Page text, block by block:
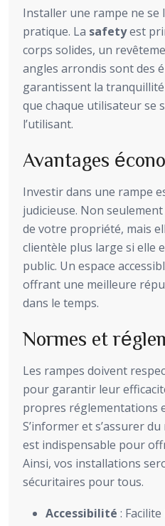
Installer une rampe ne se
pratique. La safetyest
corps solides, un
angles arrondis sont des
garantissent la tranquillité
que chaque utilisateur se
l’utilisant.
Avantages
Investir dans une rampe
judicieuse. Non
de votre propriété, mais
clientèle plus large si elle
public. Un espace
offrant une meilleure
dans le temps.
Normes et
Les rampes doivent
pour garantir leur
propres réglementations
S’informer et s’assurer
est indispensable pour
Ainsi, vos installations
sécuritaires pour tous.
Accessibilité :